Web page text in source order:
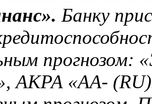
Банку
прогнозом:
АКРА «АА-